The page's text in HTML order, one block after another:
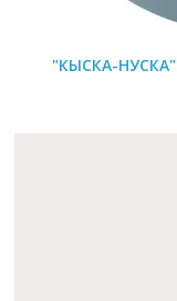
"КЫСКА-НУСКА"